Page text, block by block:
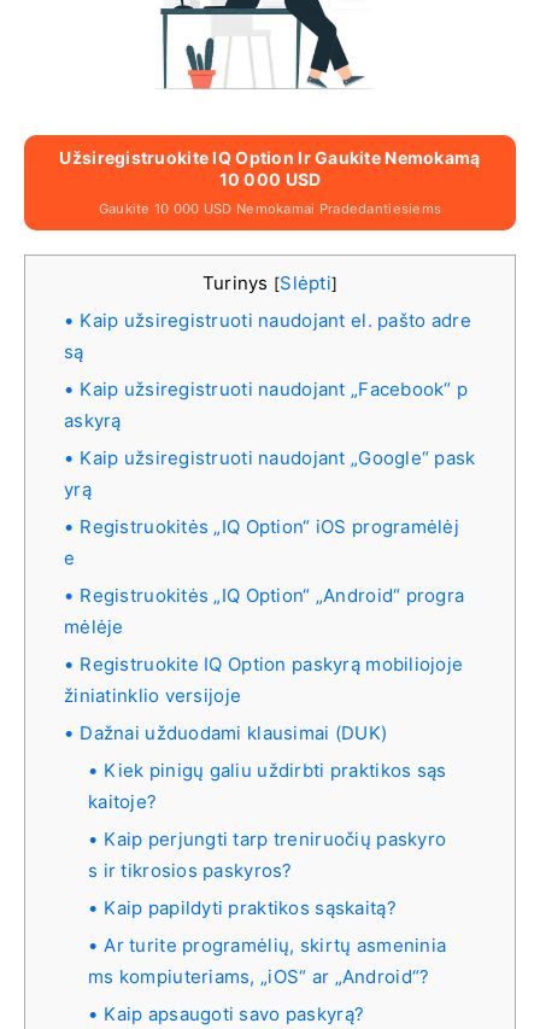
Užsiregistruokite IQ Option Ir Gaukite Nemokamą
10 000 USD
Gaukite 10 000 USD Nemokamai Pradedantiesiems
Turinys [Slėpti]
Kaip užsiregistruoti naudojant el. pašto adre
są
Kaip užsiregistruoti naudojant „Facebook“ p
askyrą
Kaip užsiregistruoti naudojant „Google“ pask
yrą
Registruokitės „IQ Option“ iOS programėlėj
e
Registruokitės „IQ Option“ „Android“ progra
mėlėje
Registruokite IQ Option paskyrą mobiliojoje
žiniatinklio versijoje
Dažnai užduodami klausimai (DUK)
Kiek pinigų galiu uždirbti praktikos sąs
kaitoje?
Kaip perjungti tarp treniruočių paskyro
s ir tikrosios paskyros?
Kaip papildyti praktikos sąskaitą?
Ar turite programėlių, skirtų asmeninia
ms kompiuteriams, „iOS“ ar „Android“?
Kaip apsaugoti savo paskyrą?